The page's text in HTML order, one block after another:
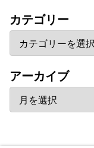
カテゴリー
アーカイブ